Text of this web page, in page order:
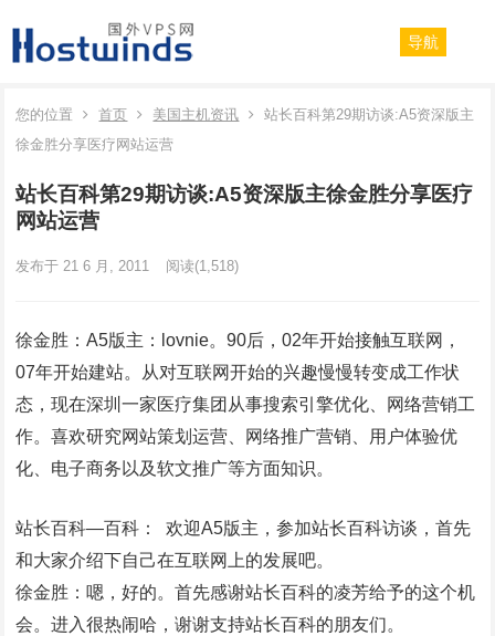
导航
您的位置 首页 美国主机资讯
站长百科第29期访谈:A5资深版主
徐金胜分享医疗网站运营
站长百科第29期访谈:A5资深版主徐金胜分享医疗
网站运营
发布于 21 6 月, 2011 阅读(1,518)
徐金胜：A5版主：lovnie。90后，02年开始接触互联网，
07年开始建站。从对互联网开始的兴趣慢慢转变成工作状
态，现在深圳一家医疗集团从事搜索引擎优化、网络营销工
作。喜欢研究网站策划运营、网络推广营销、用户体验优
化、电子商务以及软文推广等方面知识。
站长百科—百科： 欢迎A5版主，参加站长百科访谈，首先
和大家介绍下自己在互联网上的发展吧。
徐金胜：嗯，好的。首先感谢站长百科的凌芳给予的这个机
会。进入很热闹哈，谢谢支持站长百科的朋友们。